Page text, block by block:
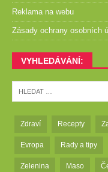
Reklama na webu
Zásady ochrany osobních
VYHLEDÁVÁNÍ:
Zdraví Recepty
Evropa Rady a tipy
Zelenina Maso